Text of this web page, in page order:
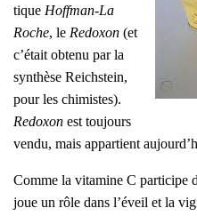
tique Hoff­man-La
Roche, le Redoxon (et
c’é­tait obte­nu par la
syn­thèse Reich­stein,
pour les chi­mistes).
Redoxon est tou­jours
ven­du, mais appar­tient
Comme la vita­mine C par­ti­cipe
joue un rôle dans l’éveil et la